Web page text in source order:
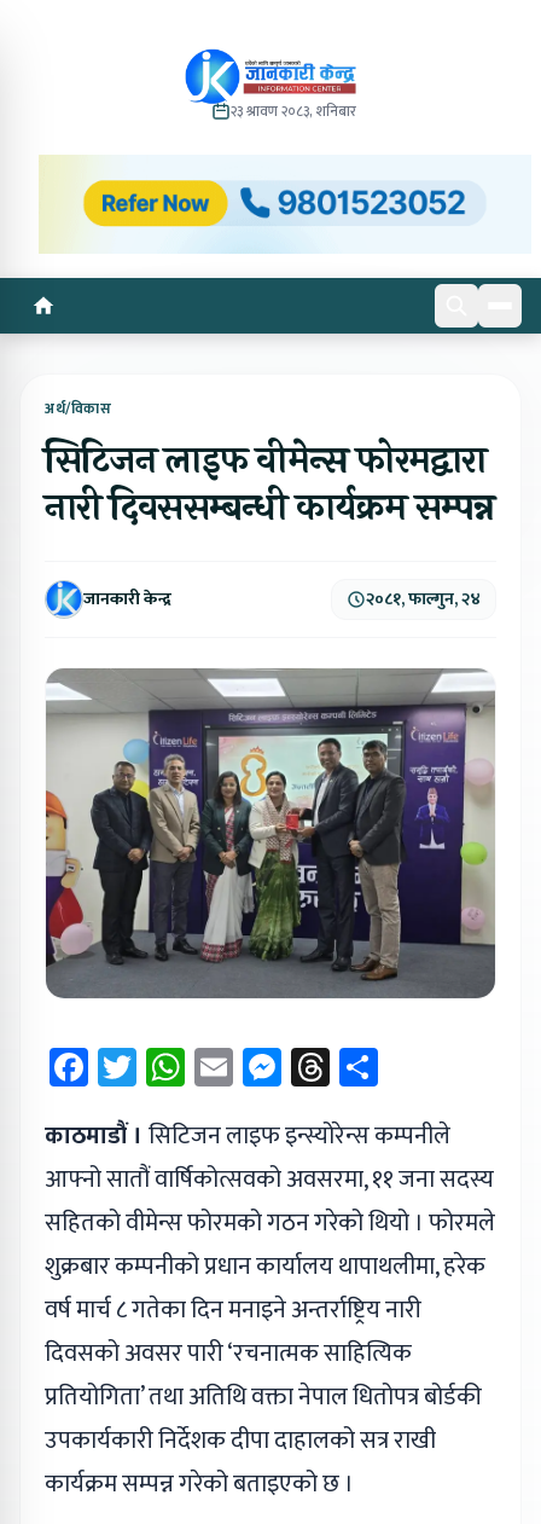
२३ श्रावण २०८३, शनिबार
अर्थ/विकास
सिटिजन लाइफ वीमेन्स फोरमद्वारा
नारी दिवससम्बन्धी कार्यक्रम सम्पन्न
जानकारी केन्द्र २०८१, फाल्गुन, २४
Facebook
Twitter
WhatsApp
EmailMessenger
Threads
काठमाडौं । सिटिजन लाइफ इन्स्योरेन्स कम्पनीले
आफ्नो सातौं वार्षिकोत्सवको अवसरमा, ११ जना सदस्य
सहितको वीमेन्स फोरमको गठन गरेको थियो । फोरमले
शुक्रबार कम्पनीको प्रधान कार्यालय थापाथलीमा, हरेक
वर्ष मार्च ८ गतेका दिन मनाइने अन्तर्राष्ट्रिय नारी
दिवसको अवसर पारी ‘रचनात्मक साहित्यिक
प्रतियोगिता’ तथा अतिथि वक्ता नेपाल धितोपत्र बोर्डकी
उपकार्यकारी निर्देशक दीपा दाहालको सत्र राखी
कार्यक्रम सम्पन्न गरेको बताइएको छ ।